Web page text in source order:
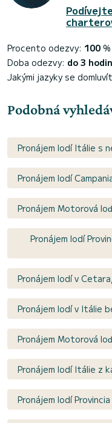
Procento odezvy: 100 %
Doba odezvy: do 3 hodin
Jakými jazyky se
Podobná
Pronájem lodí Itálie s
Pronájem lodí
Pronájem Motorová
Pronájem lodí
Pronájem lodí v
Pronájem lodí v Itálie
Pronájem Motorová
Pronájem lodí Itálie z
Pronájem lodí